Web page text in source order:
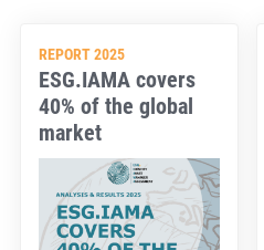
REPORT 2025
ESG.IAMA covers
40% of the global
market